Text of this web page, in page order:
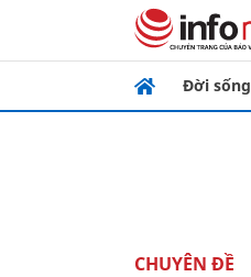
Đời sống
CHUYÊN ĐỀ